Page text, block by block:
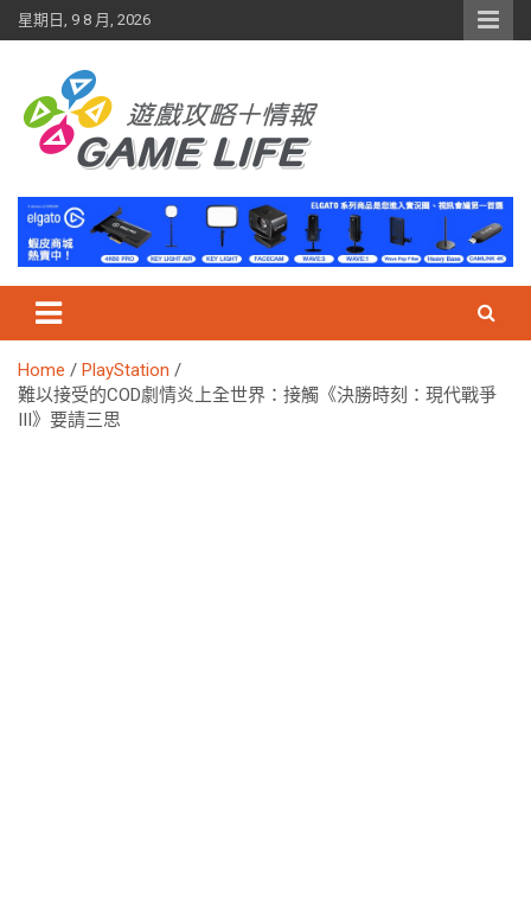
Skip
to
星期日, 9 8 月, 2026
Home
PlayStation
難以接受的COD劇情炎上全世界：接觸《決勝時刻：現代戰爭
III》要請三思